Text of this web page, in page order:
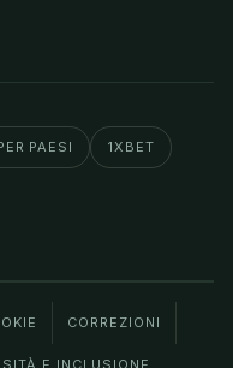
PAESI 1XBET
CORREZIONI
E INCLUSIONE